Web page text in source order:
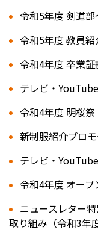
令和5年度 剣道
令和5年度 教員紹
令和4年度 卒業証
テレビ・
令和4年度 明桜祭
新制服紹介プロ
テレビ・
令和4年度 オー
ニュースレター
取り組み（令和3年